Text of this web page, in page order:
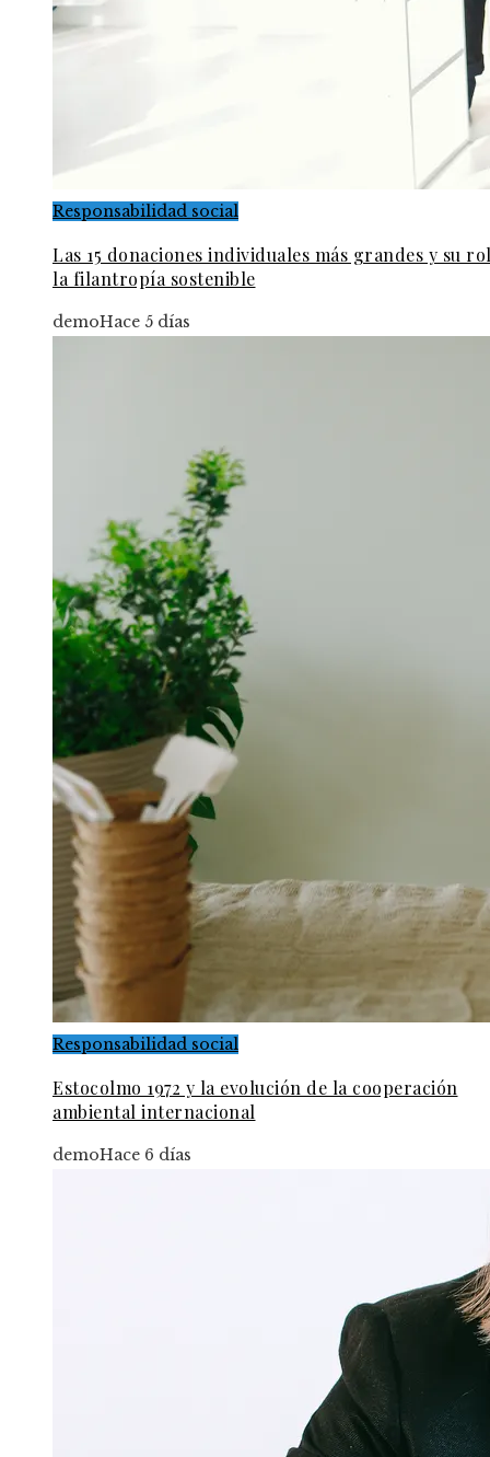
Responsabilidad social
Las 15 donaciones individuales más grandes y su
la filantropía sostenible
demoHace 5 días
Responsabilidad social
Estocolmo 1972 y la evolución de la cooperación
ambiental internacional
demoHace 6 días